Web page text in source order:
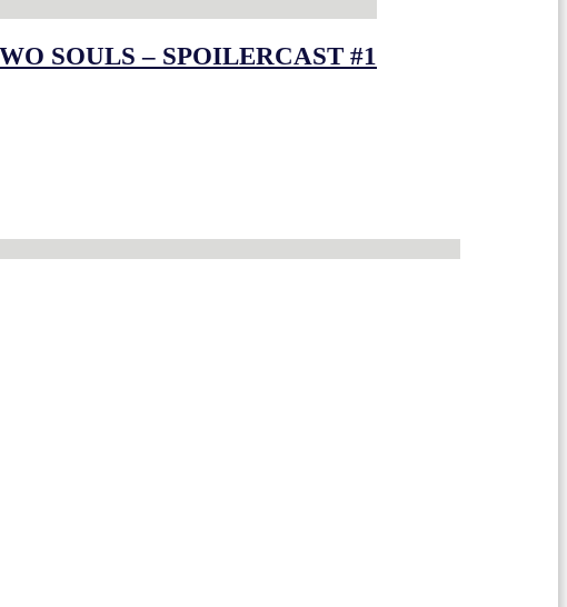
SOULS – SPOILERCAST #1